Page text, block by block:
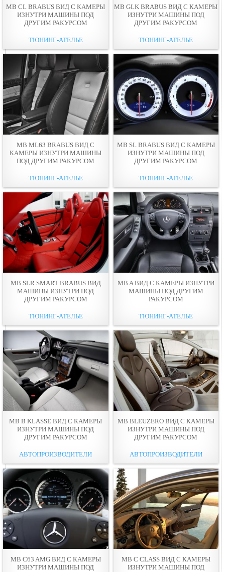
MB CL BRABUS ВИД С КАМЕРЫ
ИЗНУТРИ МАШИНЫ ПОД
ДРУГИМ РАКУРСОМ
ТЮНИНГ-АТЕЛЬЕ
MB GLK BRABUS ВИД С КАМЕРЫ
ИЗНУТРИ МАШИНЫ ПОД
ДРУГИМ РАКУРСОМ
ТЮНИНГ-АТЕЛЬЕ
MB ML63 BRABUS ВИД С
КАМЕРЫ ИЗНУТРИ МАШИНЫ
ПОД ДРУГИМ РАКУРСОМ
ТЮНИНГ-АТЕЛЬЕ
MB SL BRABUS ВИД С КАМЕРЫ
ИЗНУТРИ МАШИНЫ ПОД
ДРУГИМ РАКУРСОМ
ТЮНИНГ-АТЕЛЬЕ
MB SLR SMART BRABUS ВИД
МАШИНЫ ИЗНУТРИ ПОД
ДРУГИМ РАКУРСОМ
ТЮНИНГ-АТЕЛЬЕ
MB A ВИД С КАМЕРЫ ИЗНУТРИ
МАШИНЫ ПОД ДРУГИМ
РАКУРСОМ
ТЮНИНГ-АТЕЛЬЕ
MB B KLASSE ВИД С КАМЕРЫ
ИЗНУТРИ МАШИНЫ ПОД
ДРУГИМ РАКУРСОМ
АВТОПРОИЗВОДИТЕЛИ
MB BLEUZERO ВИД С КАМЕРЫ
ИЗНУТРИ МАШИНЫ ПОД
ДРУГИМ РАКУРСОМ
АВТОПРОИЗВОДИТЕЛИ
MB C63 AMG ВИД С КАМЕРЫ
ИЗНУТРИ МАШИНЫ ПОД
MB C CLASS ВИД С КАМЕРЫ
ИЗНУТРИ МАШИНЫ ПОД